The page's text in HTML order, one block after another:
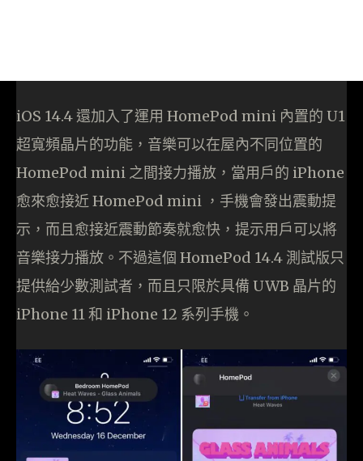
iOS 14.4 還加入了運用 HomePod mini 內置的 U1
超寬頻晶片的功能，音樂可以在屋內不同位置的
HomePod mini 之間接力播放，當用戶的 iPhone
愈來愈接近 HomePod mini ，手機會發出震動提
示，而且愈接近震動節奏就愈快，提示用戶可以將
音樂接力播放。不過這個 HomePod 14.4 測試版只
提供給少數測試者，而且只限於具備 UWB 晶片的
iPhone 11 和 iPhone 12 系列手機。